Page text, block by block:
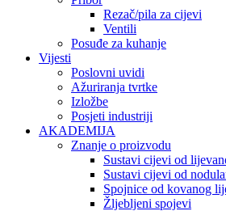
Rezač/pila za cijevi
Ventili
Posuđe za kuhanje
Vijesti
Poslovni uvidi
Ažuriranja tvrtke
Izložbe
Posjeti industriji
AKADEMIJA
Znanje o proizvodu
Sustavi cijevi od
Sustavi cijevi od
Spojnice od kovanog
Žljebljeni spojevi